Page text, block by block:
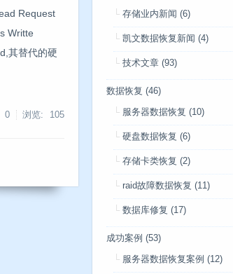
Request
其替代的硬
0 浏览: 105
存储业内新闻 (6)
凯文数据恢复新闻 (4)
技术文章 (93)
数据恢复 (46)
服务器数据恢复 (10)
硬盘数据恢复 (6)
存储卡类恢复 (2)
raid故障数据恢复 (11)
数据库修复 (17)
成功案例 (53)
服务器数据恢复案例 (12)